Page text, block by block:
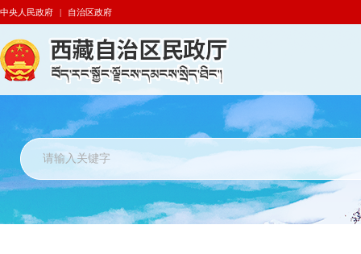
中央人民政府 | 自治区政府